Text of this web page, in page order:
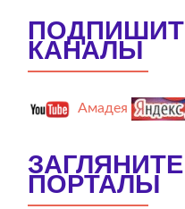
КАНАЛЫ
Амадея
ПОРТАЛЫ